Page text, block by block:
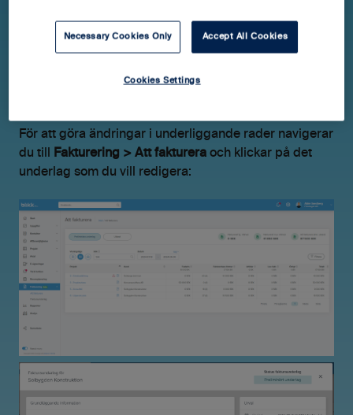
Justera underliggande rader
underliggande rader görs samma ändringar i projektet
För att göra ändringar i underliggande rader navigerar
du till
Fakturering > Att fakturera och klickar på det
underlag som du vill redigera:
Necessary Cookies Only Accept All Cookies
Cookies Settings